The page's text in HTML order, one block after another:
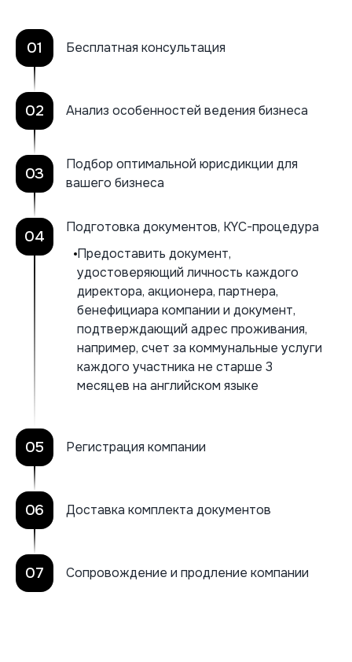
01 Бесплатная консультация
02 Анализ особенностей ведения бизнеса
03
Подбор оптимальной юрисдикции для
вашего бизнеса
04
Подготовка документов, KYC-процедура
Предоставить документ,
удостоверяющий личность каждого
директора, акционера, партнера,
бенефициара компании и документ,
подтверждающий адрес проживания,
например, счет за коммунальные услуги
каждого участника не старше 3
месяцев на английском языке
05 Регистрация компании
06 Доставка комплекта документов
07 Сопровождение и продление компании